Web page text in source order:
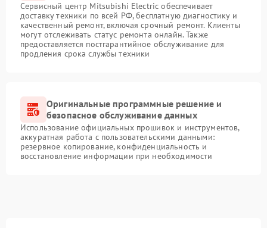
Сервисный центр Mitsubishi Electric обеспечивает
доставку техники по всей РФ, бесплатную диагностику и
качественный ремонт, включая срочный ремонт. Клиенты
могут отслеживать статус ремонта онлайн. Также
предоставляется постгарантийное обслуживание для
продления срока службы техники
Оригинальные программные решение и
безопасное обслуживание данных
Использование официальных прошивок и инструментов,
аккуратная работа с пользовательскими данными:
резервное копирование, конфиденциальность и
восстановление информации при необходимости